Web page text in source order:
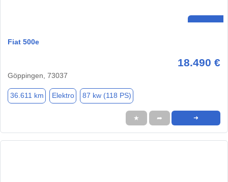
Fiat 500e
18.490 €
Göppingen, 73037
36.611 km Elektro 87 kw (118 PS)
★ ➦ ➜